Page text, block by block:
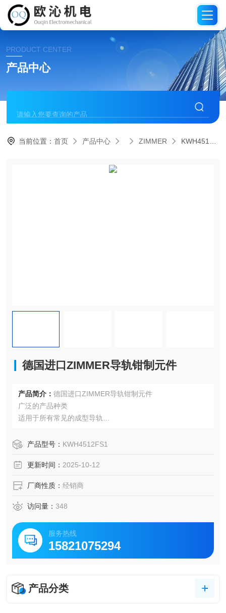
PRODUCT CENTER
产品中心
当前位置：首页 产品中心 ZIMMER KWH4512FS1德国进口ZIMMER导轨钳制元件
德国进口ZIMMER导轨钳制元件
产品简介： 德国进口ZIMMER导轨钳制元件
广泛的产品种类
适用于所有常见的成型导轨
压力关闭
高达 1000 万次静态夹紧循环
产品型号： KWH4512FS1
更新时间： 2025-10-12
厂商性质： 经销商
访问量： 348
服务热线
15821075294
产品分类